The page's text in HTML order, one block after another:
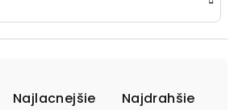
Najlacnejšie Najdrahšie